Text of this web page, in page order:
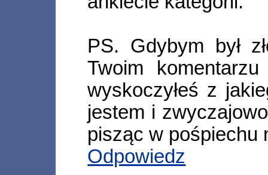
PS. Gdybym był
Twoim
wyskoczyłeś z
jestem i
pisząc w pośpiechu
Odpowiedz